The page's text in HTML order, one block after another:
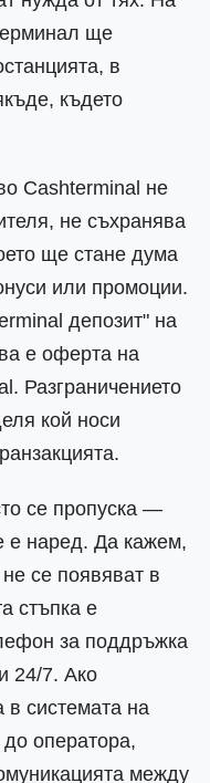
ще
в
където
Cashterminal не
не съхранява
ще стане дума
или промоции.
депозит" на
е оферта на
Разграничението
кой носи
се пропуска —
е наред. Да кажем,
се появяват в
стъпка е
за поддръжка
24/7. Ако
в системата на
оператора,
между